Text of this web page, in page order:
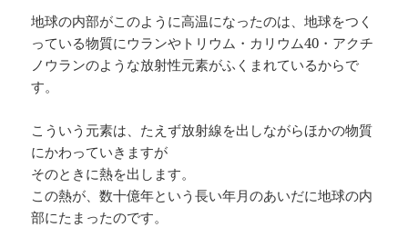
地球の内部がこのように高温になったのは、地球をつく
っている物質にウランやトリウム・カリウム40・アクチ
ノウランのような放射性元素がふくまれているからで
す。
こういう元素は、たえず放射線を出しながらほかの物質
にかわっていきますが
そのときに熱を出します。
この熱が、数十億年という長い年月のあいだに地球の内
部にたまったのです。